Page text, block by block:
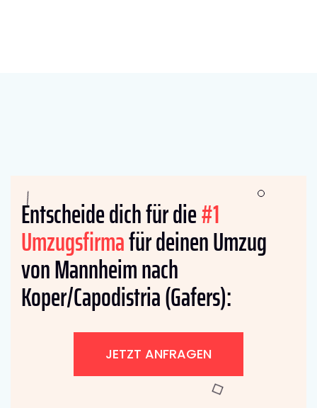
Entscheide dich für die#1
Umzugsfirmafür deinen Umzug
von Mannheim nach
Koper/Capodistria (Gafers):
JETZT ANFRAGEN